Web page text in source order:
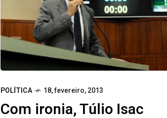
POLÍTICA 18, fevereiro, 2013
Com ironia, Túlio Isac